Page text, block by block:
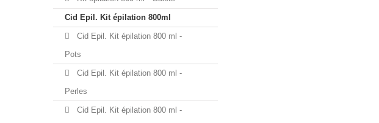
Cid Epil. Kit épilation 800ml
Cid Epil. Kit épilation 800 ml -
Pots
Cid Epil. Kit épilation 800 ml -
Perles
Cid Epil. Kit épilation 800 ml -